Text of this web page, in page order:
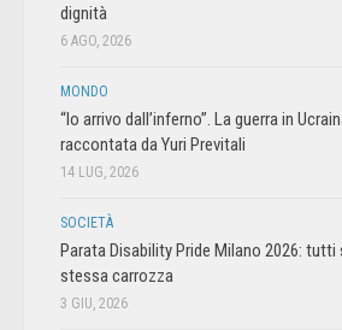
dignità
6 AGO, 2026
MONDO
“Io arrivo dall’inferno”. La guerra in
raccontata da Yuri Previtali
14 LUG, 2026
SOCIETÀ
Parata Disability Pride Milano 2026: tutti
stessa carrozza
3 GIU, 2026